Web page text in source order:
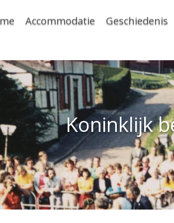
Accommodatie Geschiedenis
Koninklijk